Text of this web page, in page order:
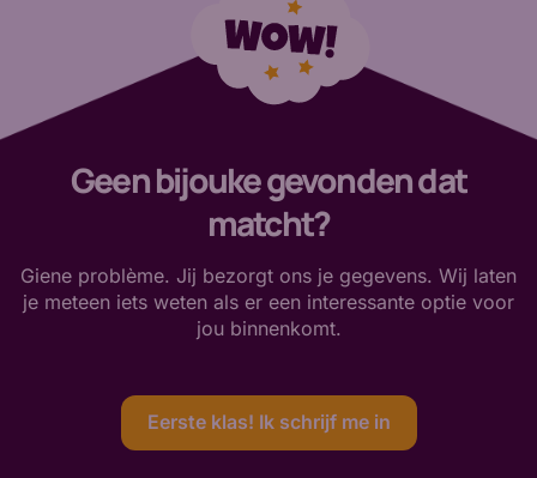
Geen bijouke gevonden dat
matcht?
Giene problème. Jij bezorgt ons je gegevens. Wij laten
je meteen iets weten als er een interessante optie voor
jou binnenkomt.
Eerste klas! Ik schrijf me in